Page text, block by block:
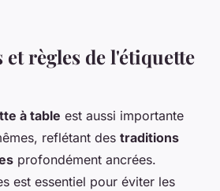
règles de l'étiquette
à table est aussi importante
reflétant des traditions
profondément ancrées.
est essentiel pour éviter les